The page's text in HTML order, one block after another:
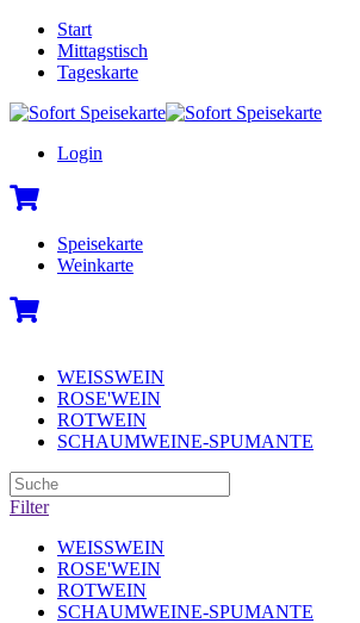
Start
Mittagstisch
Tageskarte
Login
Speisekarte
Weinkarte
WEISSWEIN
ROSE'WEIN
ROTWEIN
SCHAUMWEINE-SPUMANTE
Filter
WEISSWEIN
ROSE'WEIN
ROTWEIN
SCHAUMWEINE-SPUMANTE